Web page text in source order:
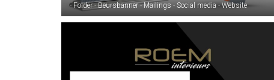
- Folder - Beursbanner - Mailings - Social media - Website